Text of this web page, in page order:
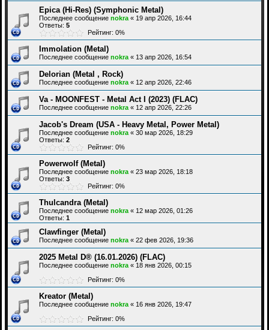
Epica (Hi-Res) (Symphonic Metal)
Последнее сообщение nokra « 19 апр 2026, 16:44
Ответы: 5
Рейтинг: 0%
Immolation (Metal)
Последнее сообщение nokra « 13 апр 2026, 16:54
Delorian (Metal , Rock)
Последнее сообщение nokra « 12 апр 2026, 22:46
Va - MOONFEST - Metal Act I (2023) (FLAC)
Последнее сообщение nokra « 12 апр 2026, 22:26
Jacob's Dream (USA - Heavy Metal, Power Metal)
Последнее сообщение nokra « 30 мар 2026, 18:29
Ответы: 2
Рейтинг: 0%
Powerwolf (Metal)
Последнее сообщение nokra « 23 мар 2026, 18:18
Ответы: 3
Рейтинг: 0%
Thulcandra (Metal)
Последнее сообщение nokra « 12 мар 2026, 01:26
Ответы: 1
Clawfinger (Metal)
Последнее сообщение nokra « 22 фев 2026, 19:36
2025 Metal D® (16.01.2026) (FLAC)
Последнее сообщение nokra « 18 янв 2026, 00:15
Рейтинг: 0%
Kreator (Metal)
Последнее сообщение nokra « 16 янв 2026, 19:47
Рейтинг: 0%